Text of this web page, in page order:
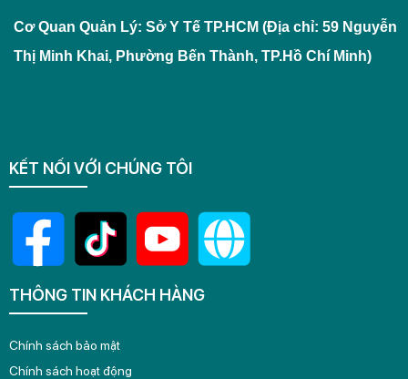
Cơ Quan Quản Lý: Sở Y Tế TP.HCM (Địa chỉ: 59 Nguyễn
Thị Minh Khai, Phường Bến Thành, TP.Hồ Chí Minh)
KẾT NỐI VỚI CHÚNG TÔI
THÔNG TIN KHÁCH HÀNG
Chính sách bảo mật
Chính sách hoạt động